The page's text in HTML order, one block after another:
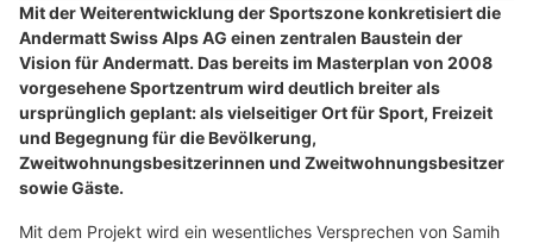
Mit der Weiterentwicklung der Sportszone konkretisiert die
Andermatt Swiss Alps AG einen zentralen Baustein der
Vision für Andermatt. Das bereits im Masterplan von 2008
vorgesehene Sportzentrum wird deutlich breiter als
ursprünglich geplant: als vielseitiger Ort für Sport, Freizeit
und Begegnung für die Bevölkerung,
Zweitwohnungsbesitzerinnen und Zweitwohnungsbesitzer
sowie Gäste.
Mit dem Projekt wird ein wesentliches Versprechen von Samih